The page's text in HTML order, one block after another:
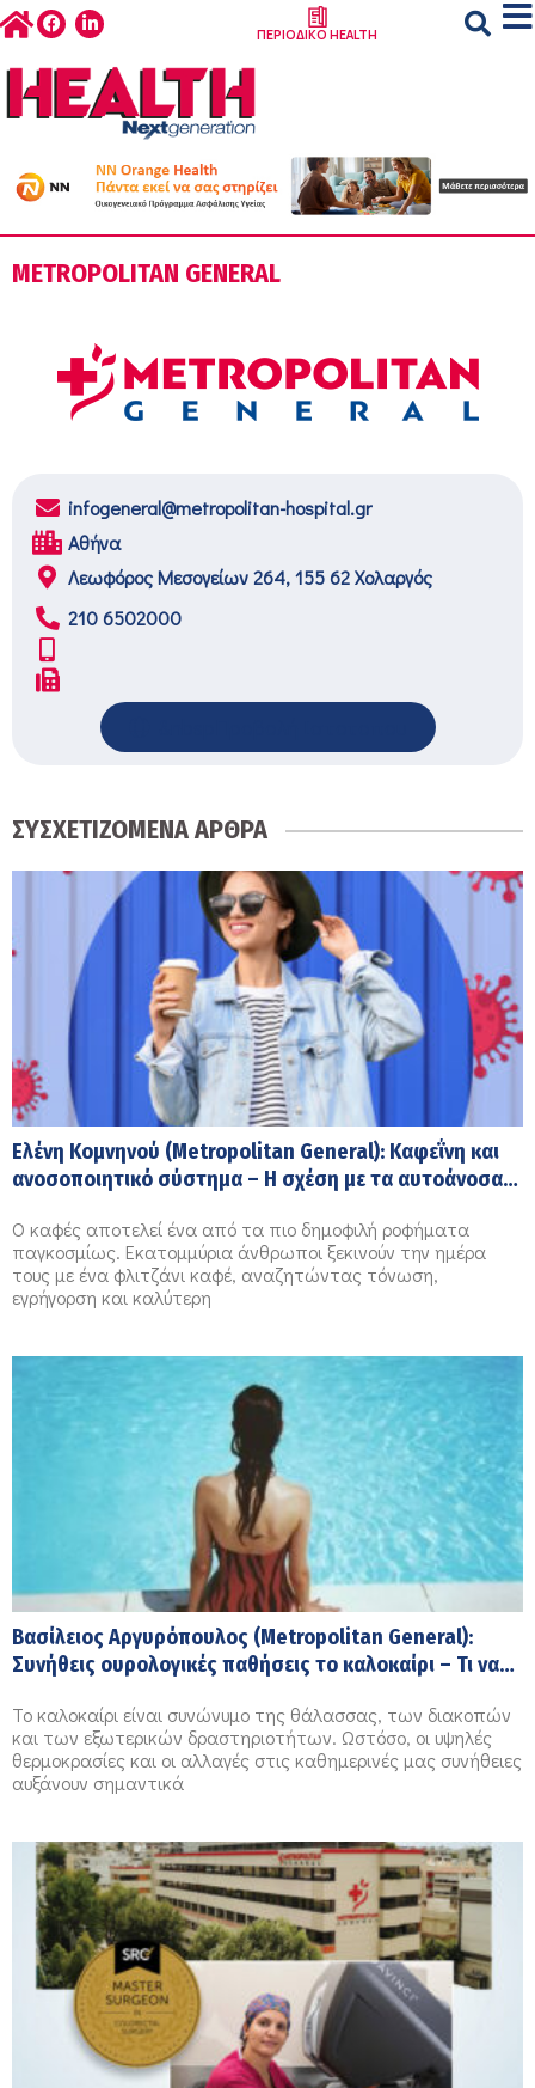
ΠΕΡΙΟΔΙΚΟ HEALTH
METROPOLITAN GENERAL
infogeneral@metropolitan-hospital.gr
Αθήνα
Λεωφόρος Μεσογείων 264, 155 62 Χολαργός
210 6502000
ΣΥΣΧΕΤΙΖΟΜΕΝΑ ΑΡΘΡΑ
Ελένη Κομνηνού (Μetropolitan General): Καφεΐνη και
ανοσοποιητικό σύστημα – Η σχέση με τα αυτοάνοσα
Ο καφές αποτελεί ένα από τα πιο δημοφιλή ροφήματα
παγκοσμίως. Εκατομμύρια άνθρωποι ξεκινούν την ημέρα
τους με ένα φλιτζάνι καφέ, αναζητώντας τόνωση,
εγρήγορση και καλύτερη
Βασίλειος Αργυρόπουλος (Μetropolitan General):
Συνήθεις ουρολογικές παθήσεις το καλοκαίρι – Τι να
Το καλοκαίρι είναι συνώνυμο της θάλασσας, των διακοπών
και των εξωτερικών δραστηριοτήτων. Ωστόσο, οι υψηλές
θερμοκρασίες και οι αλλαγές στις καθημερινές μας συνήθειες
αυξάνουν σημαντικά